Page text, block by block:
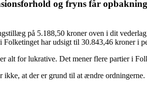
og fryns får
på 5.188,50 kroner oven i dit
har udsigt til 30.843,46 kroner i
alt for lukrative. Det mener flere partier i
at der er grund til at ændre